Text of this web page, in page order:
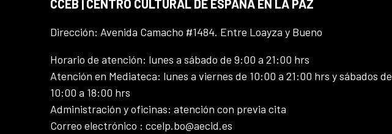
CCEB | CENTRO CULTURAL DE ESPAÑA EN LA PAZ
Dirección: Avenida Camacho #1484. Entre Loayza y Bueno
Horario de atención: lunes a sábado de 9:00 a 21:00 hrs
Atención en Mediateca: lunes a viernes de 10:00 a 21:00 hrs y sábados de
10:00 a 18:00 hrs
Administración y oficinas: atención con previa cita
Correo electrónico : ccelp.bo@aecid.es